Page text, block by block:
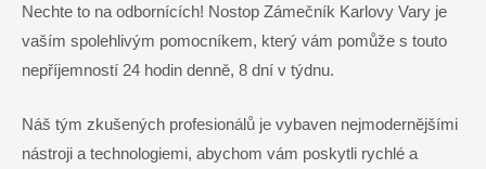
⁢Nechte to ⁢na odbornících! Nostop⁢ Zámečník Karlovy Vary je
vaším spolehlivým⁤ pomocníkem, který vám ​pomůže s‍ touto
nepříjemností​ 24 hodin denně, 8 dní ‍v‍ týdnu.
Náš tým zkušených profesionálů je vybaven nejmodernějšími
‍nástroji ⁤a technologiemi, ‍abychom vám poskytli rychlé​ a